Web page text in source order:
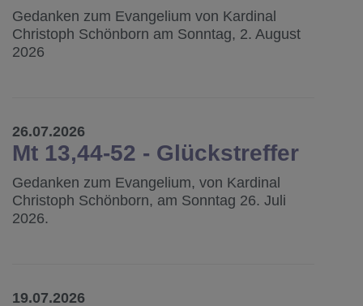
Gedanken zum Evangelium von Kardinal
Christoph Schönborn am Sonntag, 2. August
2026
26.07.2026
Mt 13,44-52 - Glückstreffer
Gedanken zum Evangelium, von Kardinal
Christoph Schönborn, am Sonntag 26. Juli
2026.
19.07.2026